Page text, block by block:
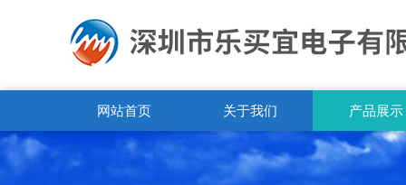
网站首页 关于我们 产品展示